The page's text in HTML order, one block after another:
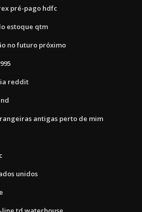
pré-pago hdfc
estoque qtm
no futuro próximo
reddit
antigas perto de mim
unidos